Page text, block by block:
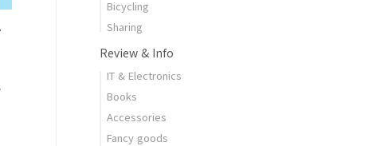
황
Bicycling
Sharing
Review & Info
IT & Electronics
Books
Accessories
Fancy goods